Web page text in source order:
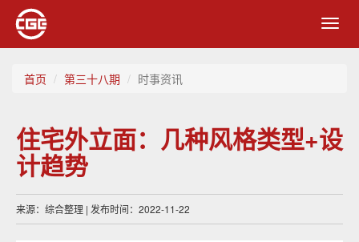
首页 第三十八期 时事资讯
住宅外立面：几种风格类型+设
计趋势
来源：综合整理 | 发布时间：2022-11-22